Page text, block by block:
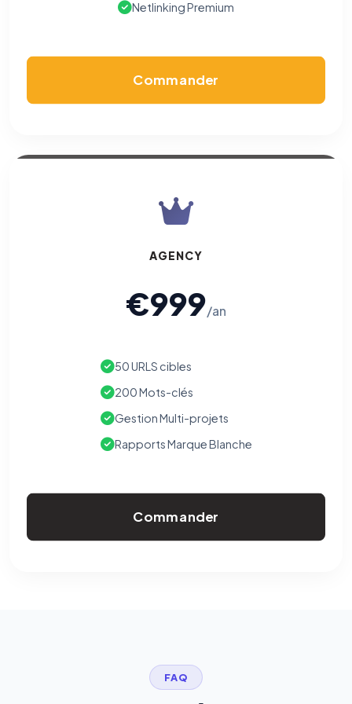
Netlinking Premium
Commander
AGENCY
€999/an
50 URLS cibles
200 Mots-clés
Gestion Multi-projets
Rapports Marque Blanche
Commander
FAQ
Cookies marketing
votre navigation.
Traceurs des courriels HORS SITE WEB
bandeau cookies(cadre distinct du site web). Pour vous y
(section Traceurs dans les Courriels).